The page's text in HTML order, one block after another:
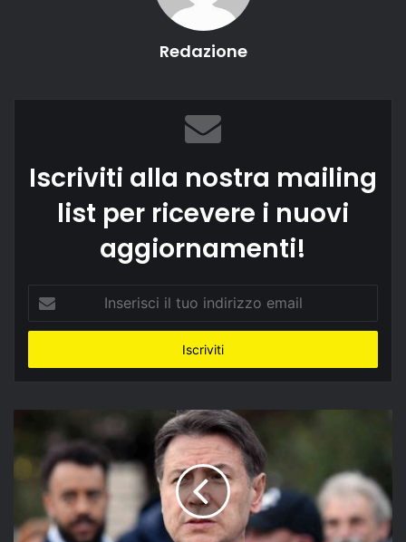
Redazione
Iscriviti alla nostra mailing
list per ricevere i nuovi
aggiornamenti!
tuo
email